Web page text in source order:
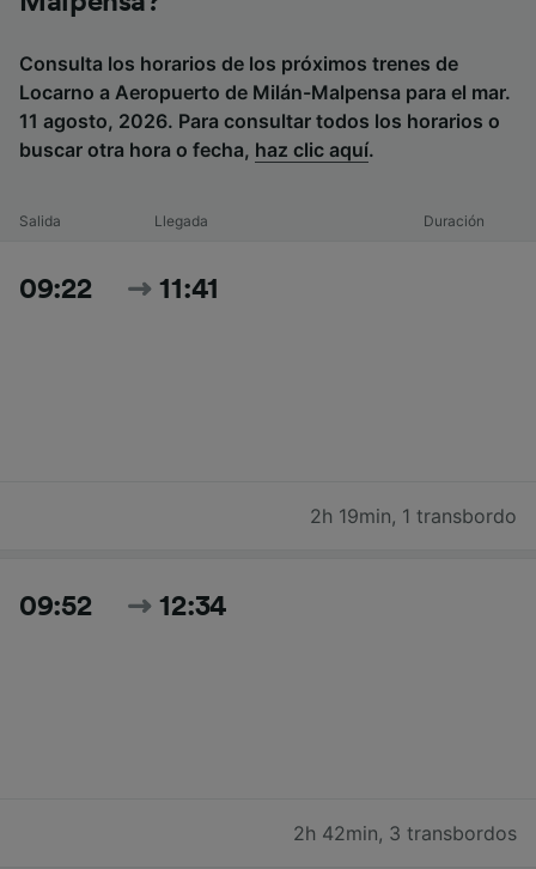
Consulta los horarios de los próximos trenes de
Locarno a Aeropuerto de Milán-Malpensa para el mar.
11 agosto, 2026. Para consultar todos los horarios o
buscar otra hora o fecha, haz clic aquí.
Salida Llegada Duración
09:22 11:41
2h 19min, 1 transbordo
09:52 12:34
2h 42min, 3 transbordos